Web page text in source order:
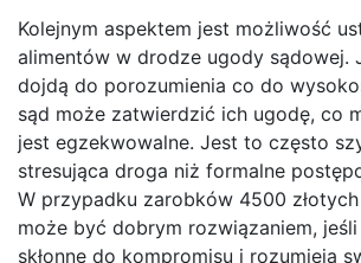
Kolejnym aspektem jest możliwość
alimentów w drodze ugody sądowej.
dojdą do porozumienia co do
sąd może zatwierdzić ich ugodę, co
jest egzekwowalne. Jest to często
stresująca droga niż formalne
W przypadku zarobków 4500
może być dobrym rozwiązaniem,
skłonne do kompromisu i rozumieją